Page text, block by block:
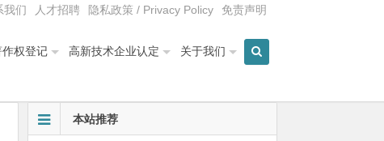
我们 人才招聘 隐私政策 / Privacy Policy 免责声明
作权登记 高新技术企业认定 关于我们
本站推荐